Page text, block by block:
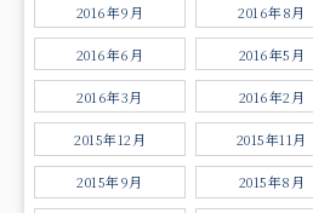
2016年9月 2016年8月
2016年6月 2016年5月
2016年3月 2016年2月
2015年12月 2015年11月
2015年9月 2015年8月